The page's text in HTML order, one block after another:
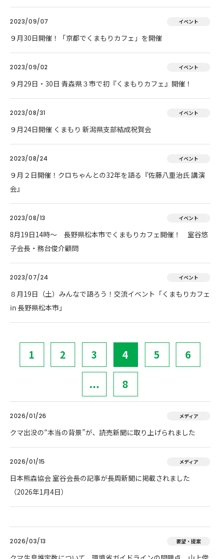
2023/09/07 イベント
９月30日開催！「京都でくまもりカフェ」を開催
2023/09/02 イベント
９月29日・30日 青森県３市で初『くまもりカフェ』開催！
2023/08/31 イベント
９月24日開催 くまもり 新潟県支部結成祝賀会
2023/08/24 イベント
９月２日開催！クロちゃんとの32年を語る『佐藤八重治氏 講演
会』
2023/08/13 イベント
8月19日14時～ 長野県松本市でくまもりカフェ開催！ 室谷悠
子会長・務台俊介顧問
2023/07/24 イベント
８月19日（土）みんなで語ろう！交流イベント「くまもりカフェ
in 長野県松本市」
1 2 3 4 5 6
... 8
2026/01/26 メディア
クマ出没の“本当の背景”が、読売新聞に取り上げられました
2026/01/15 メディア
日本熊森協会 室谷会長の記事が長周新聞に掲載されました
（2026年1月4日）
2026/03/13 要望・提案